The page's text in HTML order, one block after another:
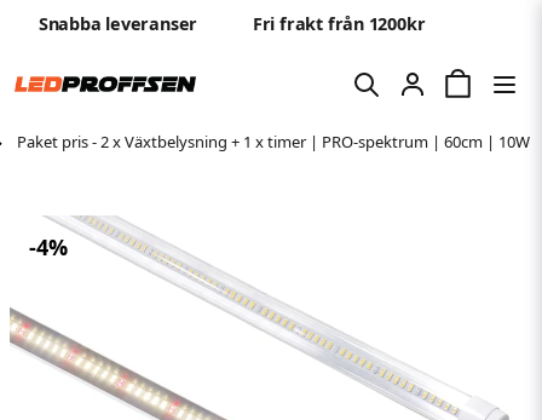
Snabba leveranser Fri frakt från 1200kr
Paket pris - 2 x Växtbelysning + 1 x timer | PRO-spektrum | 60cm | 10W
-4%